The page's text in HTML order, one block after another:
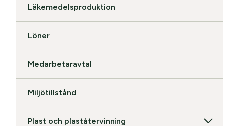
Läkemedelsproduktion
Löner
Medarbetaravtal
Miljötillstånd
Plast och plaståtervinning